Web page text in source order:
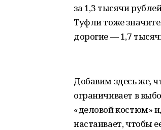
за 1,3 тысячи
Туфли тоже
дорогие — 1,7
Добавим здесь же,
ограничивает в
«деловой костюм»
настаивает, чтобы